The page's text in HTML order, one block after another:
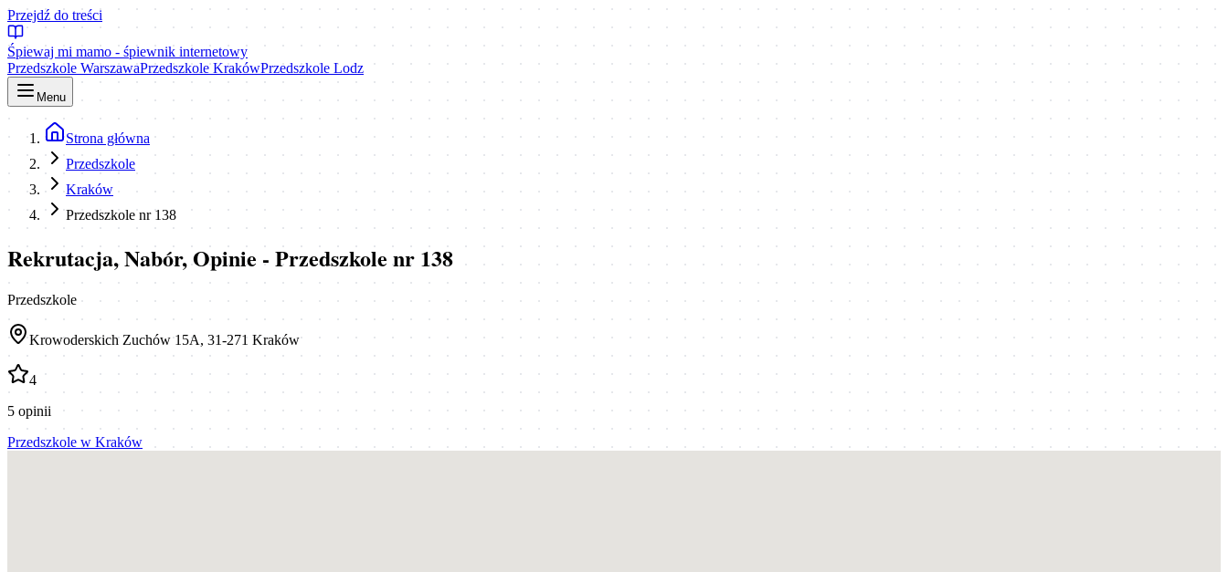
Przejdź do treści
Śpiewaj mi mamo - śpiewnik internetowy
Przedszkole WarszawaPrzedszkole KrakówPrzedszkole Lodz
Menu
Strona główna
Przedszkole
Kraków
Przedszkole nr 138
Rekrutacja, Nabór, Opinie - Przedszkole nr 138
Przedszkole
Krowoderskich Zuchów 15A, 31-271 Kraków
4
5 opinii
Przedszkole w Kraków